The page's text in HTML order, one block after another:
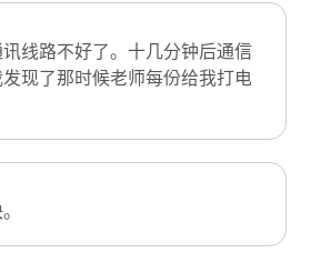
线路不好了。十几分钟后通信
现了那时候老师每份给我打电